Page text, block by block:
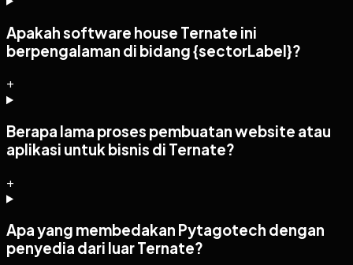
Apakah software house Ternate ini
berpengalaman di bidang {sectorLabel}?
+
Berapa lama proses pembuatan website atau
aplikasi untuk bisnis di Ternate?
+
Apa yang membedakan Pytagotech dengan
penyedia dari luar Ternate?